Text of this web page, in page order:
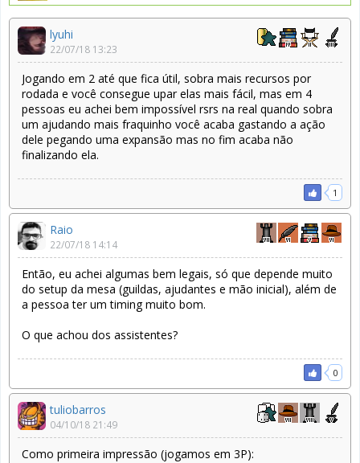
lyuhi
22/07/18 13:23
Jogando em 2 até que fica útil, sobra mais recursos por
rodada e você consegue upar elas mais fácil, mas em 4
pessoas eu achei bem impossível rsrs na real quando sobra
um ajudando mais fraquinho você acaba gastando a ação
dele pegando uma expansão mas no fim acaba não
finalizando ela.
1
Raio
22/07/18 14:14
Então, eu achei algumas bem legais, só que depende muito
do setup da mesa (guildas, ajudantes e mão inicial), além de
a pessoa ter um timing muito bom.
O que achou dos assistentes?
0
tuliobarros
04/10/18 21:49
Como primeira impressão (jogamos em 3P):